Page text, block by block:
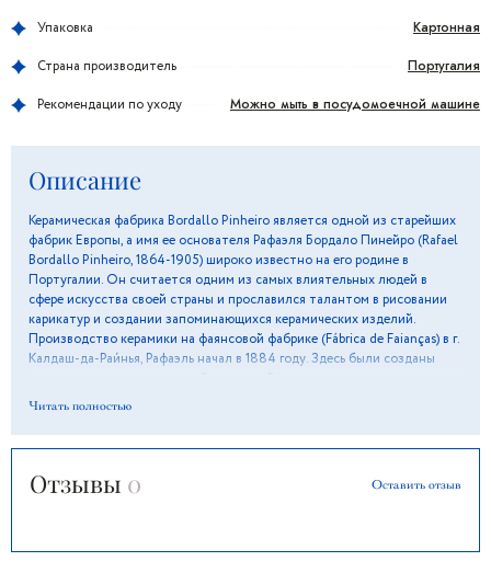
Упаковка Картонная
Страна производитель Португалия
Рекомендации по уходу Можно мыть в посудомоечной машине
Описание
Керамическая фабрика Bordallo Pinheiro является одной из старейших
фабрик Европы, а имя ее основателя Рафаэля Бордало Пинейро (Rafael
Bordallo Pinheiro, 1864-1905) широко известно на его родине в
Португалии. Он считается одним из самых влиятельных людей в
сфере искусства своей страны и прославился талантом в рисовании
карикатур и создании запоминающихся керамических изделий.
Производство керамики на фаянсовой фабрике (Fábrica de Faianças) в г.
Калдаш-да-Раи́нья, Рафаэль начал в 1884 году. Здесь были созданы
художественной ценности. За основу брались местные традиции
которые передавали свои знания подмастерьям и ученикам. Бренд
стиля с более чем столетней историей по-прежнему вдохновляет
современных мастеров и художников. Капуста более ста лет является
португальскими мастерами с момента основания фабрики, поначалу
Читать полностью
Отзывы 0 Оставить отзыв